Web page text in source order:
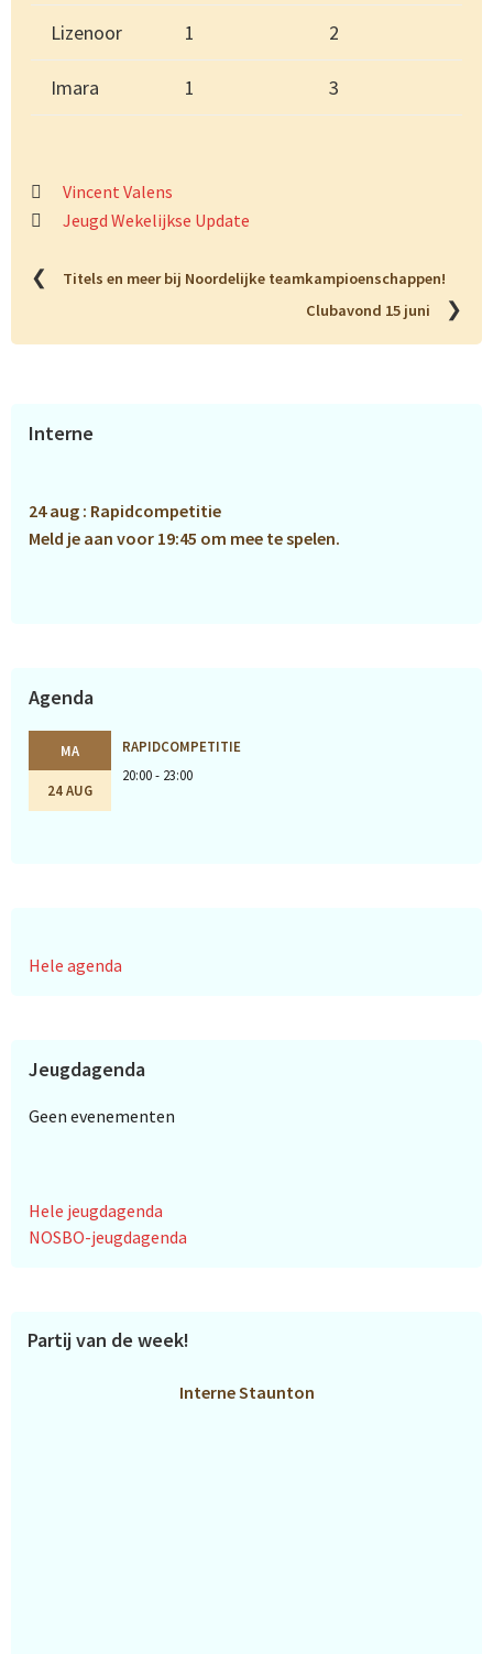
Lizenoor 1 2
Imara 1 3
Vincent Valens
Jeugd Wekelijkse Update
❮
Titels en meer bij Noordelijke teamkampioenschappen!
Clubavond 15 juni
❯
Primaire
Interne
24 aug : Rapidcompetitie
Meld je aan voor 19:45 om mee te spelen.
Agenda
MA
24 AUG
RAPIDCOMPETITIE
20:00 - 23:00
Hele agenda
Jeugdagenda
Geen evenementen
Hele jeugdagenda
NOSBO-jeugdagenda
Partij van de week!
Interne Staunton